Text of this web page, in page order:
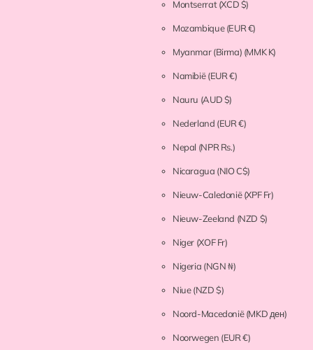
Montserrat(XCD $)
Mozambique(EUR €)
Myanmar (Birma) (MMK K)
Namibië(EUR €)
Nauru (AUD $)
Nederland (EUR €)
Nepal (NPR Rs.)
Nicaragua (NIO C$)
Nieuw-Caledonië(XPF Fr)
Nieuw-Zeeland (NZD $)
Niger (XOF Fr)
Nigeria (NGN ₦)
Niue(NZD $)
Noord-Macedonië(MKD ден)
Noorwegen (EUR €)